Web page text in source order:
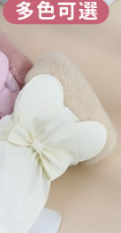
pesanan
pesanan